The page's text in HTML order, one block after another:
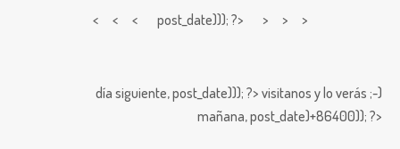
< < < post_date))); ?> > > >
día siguiente,post_date))); ?> visitanos y lo verás ;-)
mañana,post_date)+86400)); ?>